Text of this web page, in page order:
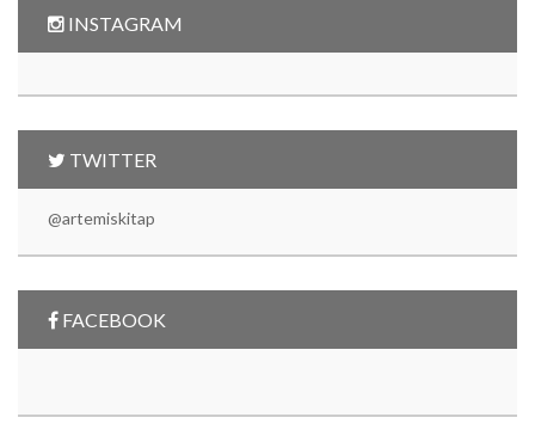
INSTAGRAM
TWITTER
@artemiskitap
FACEBOOK